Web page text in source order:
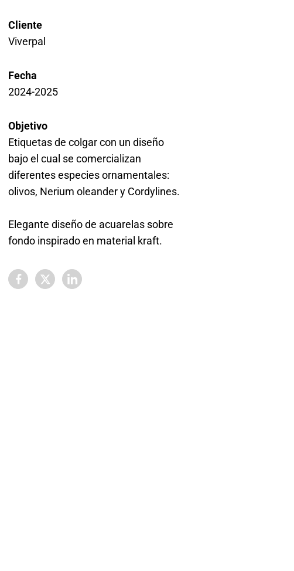
Cliente
Viverpal
Fecha
2024-2025
Objetivo
Etiquetas de colgar con un diseño
bajo el cual se comercializan
diferentes especies ornamentales:
olivos, Nerium oleander y Cordylines.
Elegante diseño de acuarelas sobre
fondo inspirado en material kraft.